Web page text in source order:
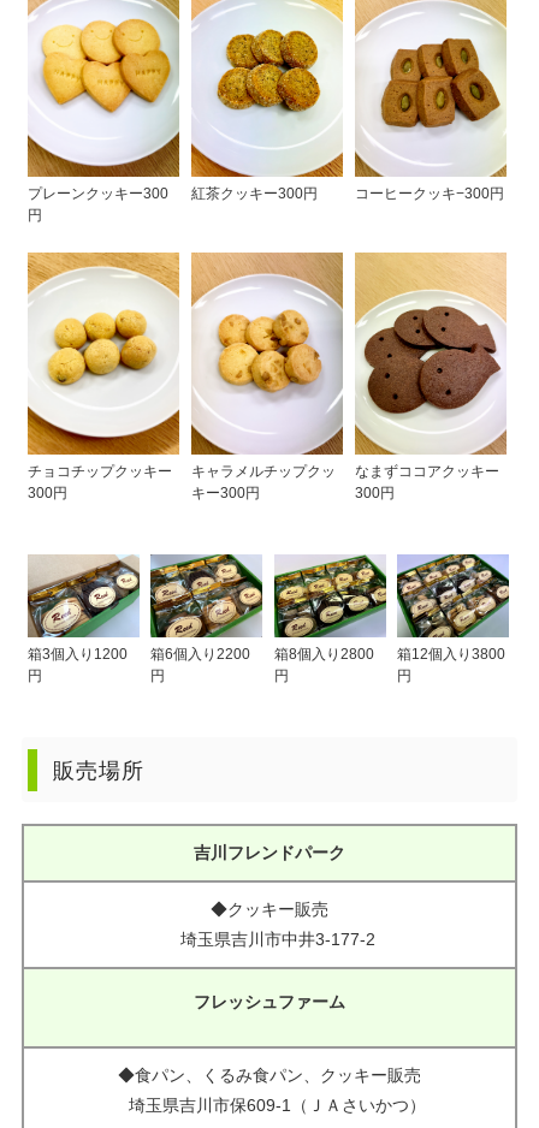
プレーンクッキー300
円
紅茶クッキー300円 コーヒークッキ−300円
なまずココアクッキー
300円
チョコチップクッキー
300円
キャラメルチップクッ
キー300円
箱3個入り1200
円
箱6個入り2200
円
箱8個入り2800
円
箱12個入り3800
円
販売場所
吉川フレンドパーク
◆クッキー販売
埼玉県吉川市中井3-177-2
フレッシュファーム
◆食パン、くるみ食パン、クッキー販売
埼玉県吉川市保609-1（ＪＡさいかつ）